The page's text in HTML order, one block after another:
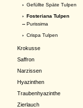
› Gefüllte Späte Tulpen
› Fosteriana Tulpen
-- Purissima
› Crispa Tulpen
Krokusse
Saffron
Narzissen
Hyazinthen
Traubenhyazinthe
Zierlauch